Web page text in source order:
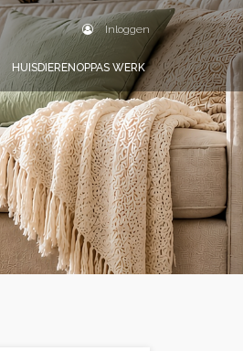
Inloggen
HUISDIERENOPPAS WERK